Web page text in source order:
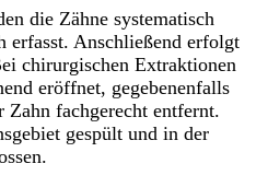
die Zähne systematisch
erfasst. Anschließend erfolgt
chirurgischen Extraktionen
eröffnet, gegebenenfalls
fachgerecht entfernt.
gespült und in der